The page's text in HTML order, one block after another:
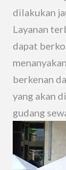
dilakukan
Layanan
dapat
berkenan
yang akan
gudang